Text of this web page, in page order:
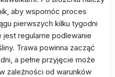
aby wspomóc proces
pierwszych kilku tygodni
regularne podlewanie
Trawa powinna zacząć
a pełne przyjęcie może
zależności od warunków